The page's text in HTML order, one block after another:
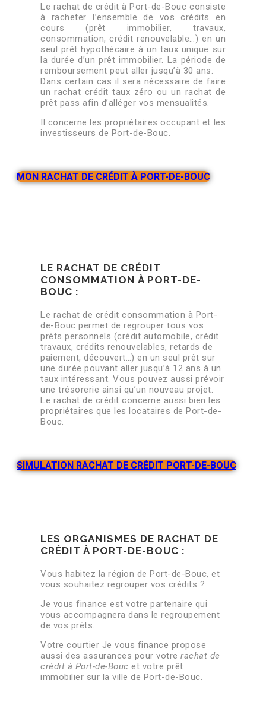
Le rachat de crédit à Port-de-Bouc consiste
à racheter l’ensemble de vos crédits en
cours (prêt immobilier, travaux,
consommation, crédit renouvelable…) en un
seul prêt hypothécaire à un taux unique sur
la durée d’un prêt immobilier. La période de
remboursement peut aller jusqu’à 30 ans.
Dans certain cas il sera nécessaire de faire
un rachat crédit taux zéro ou un rachat de
prêt pass afin d’alléger vos mensualités.
Il concerne les propriétaires occupant et les
investisseurs de Port-de-Bouc.
MON RACHAT DE CRÉDIT À PORT-DE-BOUC
LE RACHAT DE CRÉDIT
CONSOMMATION À PORT-DE-
BOUC :
Le rachat de crédit consommation à Port-
de-Bouc permet de regrouper tous vos
prêts personnels (crédit automobile, crédit
travaux, crédits renouvelables, retards de
paiement, découvert…) en un seul prêt sur
une durée pouvant aller jusqu’à 12 ans à un
taux intéressant. Vous pouvez aussi prévoir
une trésorerie ainsi qu’un nouveau projet.
Le rachat de crédit concerne aussi bien les
propriétaires que les locataires de Port-de-
Bouc.
SIMULATION RACHAT DE CRÉDIT PORT-DE-BOUC
LES ORGANISMES DE RACHAT DE
CRÉDIT À PORT-DE-BOUC :
Vous habitez la région de Port-de-Bouc, et
vous souhaitez regrouper vos crédits ?
Je vous finance est votre partenaire qui
vous accompagnera dans le regroupement
de vos prêts.
Votre courtier Je vous finance propose
aussi des assurances pour votre rachat de
crédit à Port-de-Bouc et votre prêt
immobilier sur la ville de Port-de-Bouc.